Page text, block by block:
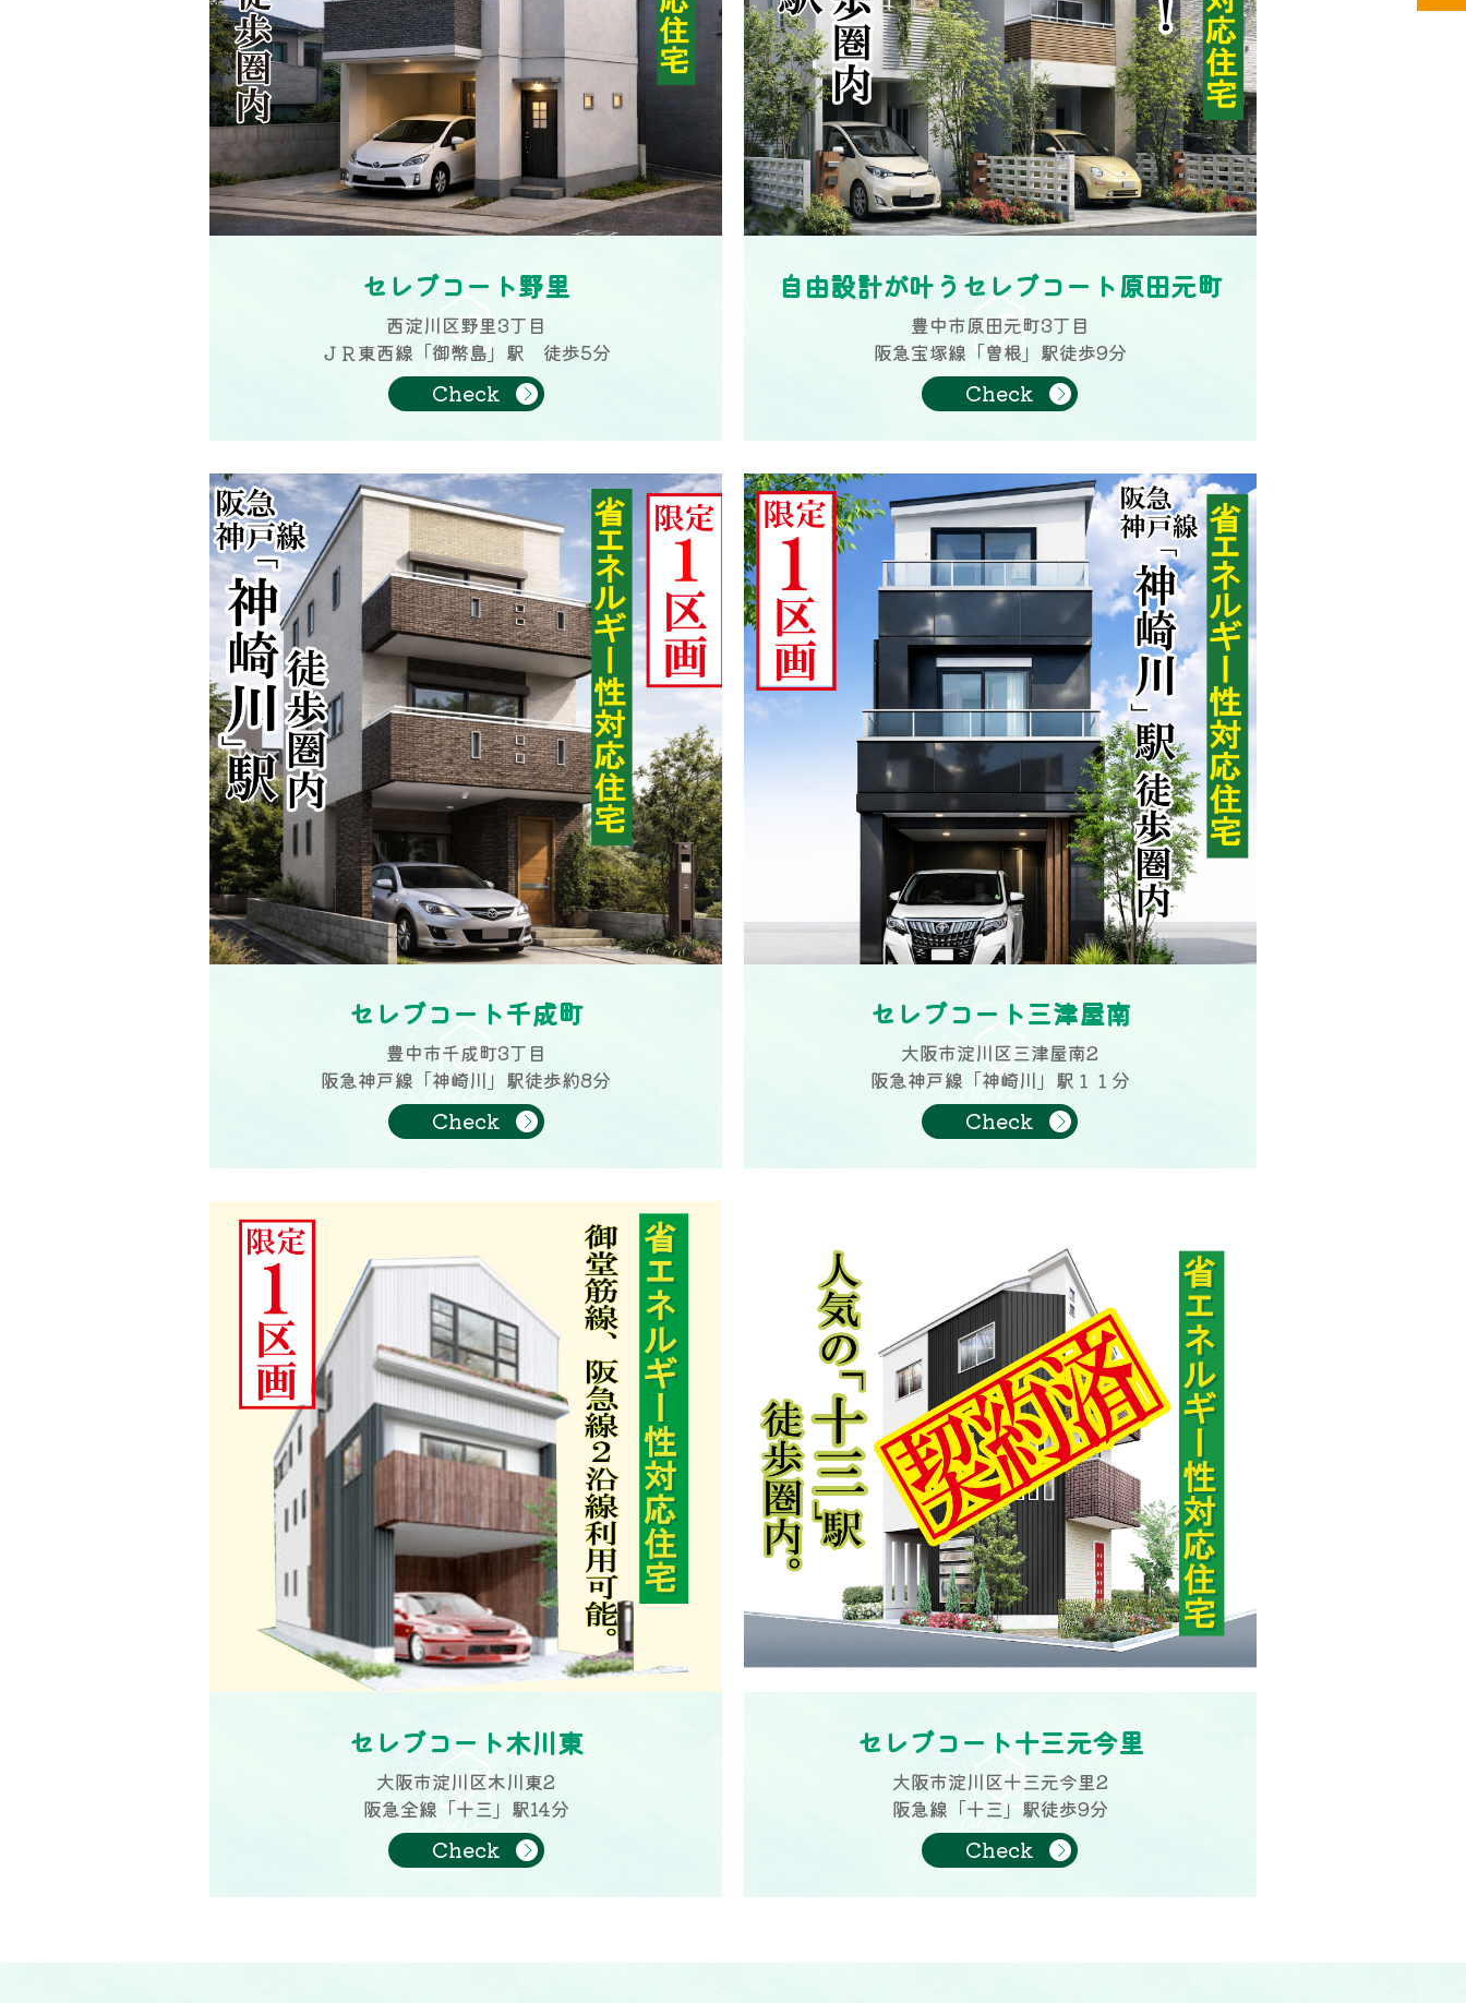
セレブコート野里
西淀川区野里3丁目
ＪＲ東西線「御幣島」駅 徒歩5分
Check
自由設計が叶うセレブコート原田元町
豊中市原田元町3丁目
阪急宝塚線「曽根」駅徒歩9分
Check
セレブコート千成町
豊中市千成町3丁目
阪急神戸線「神崎川」駅徒歩約8分
Check
セレブコート三津屋南
大阪市淀川区三津屋南2
阪急神戸線「神崎川」駅１１分
Check
セレブコート木川東
大阪市淀川区木川東2
阪急全線「十三」駅14分
Check
セレブコート十三元今里
大阪市淀川区十三元今里2
阪急線「十三」駅徒歩9分
Check